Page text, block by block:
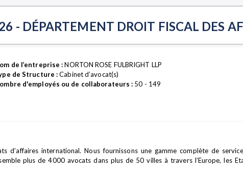
- DÉPARTEMENT DROIT FISCAL DES
de l’entreprise :NORTON ROSE FULBRIGHT LLP
de Structure :Cabinet d’avocat(s)
d'employés ou de collaborateurs : 50 - 149
d’affaires international. Nous fournissons une gamme complète de
plus de 4000 avocats dans plus de 50 villes à travers l’Europe, les